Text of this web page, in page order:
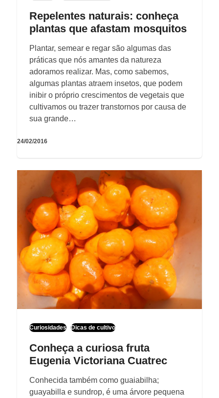
Repelentes naturais: conheça
plantas que afastam mosquitos
Plantar, semear e regar são algumas das
práticas que nós amantes da natureza
adoramos realizar. Mas, como sabemos,
algumas plantas atraem insetos, que podem
inibir o próprio crescimentos de vegetais que
cultivamos ou trazer transtornos por causa de
sua grande…
24/02/2016
Curiosidades Dicas de cultivo
Conheça a curiosa fruta
Eugenia Victoriana Cuatrec
Conhecida também como guaiabilha;
guayabilla e sundrop, é uma árvore pequena